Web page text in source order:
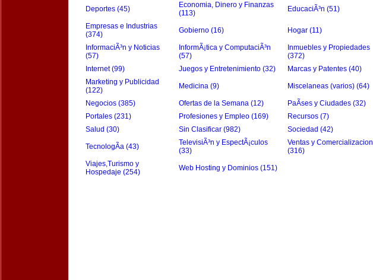
Deportes (45)
Economia, Dinero y Finanzas
(113)
EducaciÃ³n (51)
Empresas e Industrias
(374)
Gobierno (16) Hogar (11)
InformaciÃ³n y Noticias
(57)
InformÃ¡tica y ComputaciÃ³n
(57)
Inmuebles y Propiedades
(372)
Internet (99)
Juegos y Entretenimiento (32)
Marcas y Patentes (40)
Marketing y Publicidad
(122)
Medicina (9) Miscelaneas (varios) (64)
Negocios (385) Ofertas de la Semana (12)
PaÃ­ses y Ciudades (32)
Portales (231)
Profesiones y Empleo (169)
Recursos (7)
Salud (30)
Sin Clasificar (982) Sociedad (42)
TecnologÃ­a (43)
TelevisiÃ³n y EspectÃ¡culos
(33)
Ventas y Comercializacion
(316)
Viajes,Turismo y
Hospedaje (254)
Web Hosting y Dominios (151)